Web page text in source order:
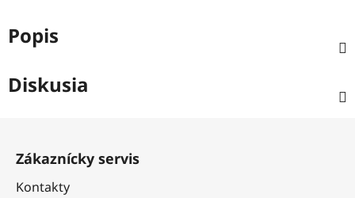
Popis
Diskusia
Zákaznícky servis
Kontakty